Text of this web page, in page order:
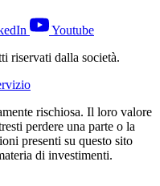
Youtube
riservati dalla società.
rischiosa. Il loro valore
perdere una parte o la
presenti su questo sito
di investimenti.